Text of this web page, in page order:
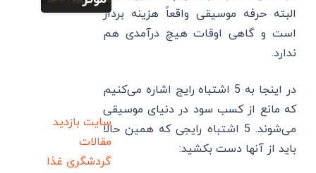
البته حرفه موسیقی واقعاً هزینه بردار
است و گاهی اوقات هیچ درآمدی هم
ندارد.
در اینجا به 5 اشتباه رایج اشاره می‌کنیم
که مانع از کسب سود در دنیای موسیقی
می‌شوند. 5 اشتباه رایجی که همین حالا
باید از آنها دست بکشید:
سایت بازدید
مقالات
گردشگری غذا